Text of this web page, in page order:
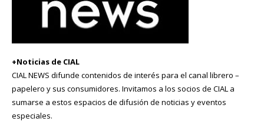
+Noticias de CIAL
CIAL NEWS difunde contenidos de interés para el canal librero –
papelero y sus consumidores. Invitamos a los socios de CIAL a
sumarse a estos espacios de difusión de noticias y eventos
especiales.